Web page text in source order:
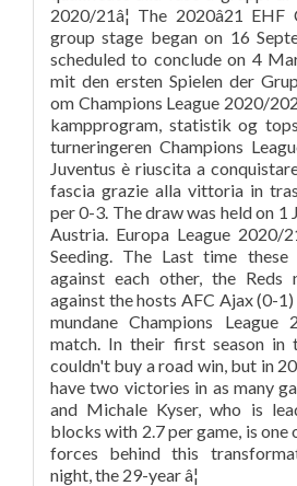
2020/21â¦ The 2020â21
group stage began on 16
scheduled to conclude on 4
mit den ersten Spielen der
om Champions League 2020/
kampprogram, statistik og
turneringeren Champions
Juventus è riuscita a
fascia grazie alla vittoria in
per 0-3. The draw was held on 1
Austria. Europa League 2020/
Seeding. The Last time
against each other, the Reds
against the hosts AFC Ajax (0-
mundane Champions
match. In their first season in
couldn't buy a road win, but in
have two victories in as many
and Michale Kyser, who is
blocks with 2.7 per game, is
forces behind this
night, the 29-year â¦